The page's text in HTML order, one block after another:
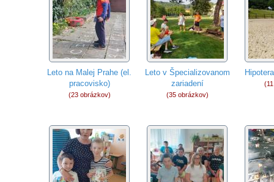
Leto na Malej Prahe (el.
pracovisko)
(23 obrázkov)
Leto v Špecializovanom
zariadení
(35 obrázkov)